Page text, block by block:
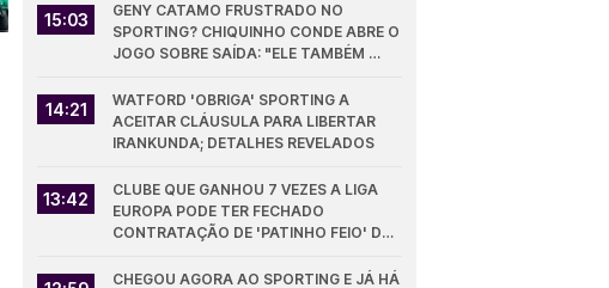
15:03
GENY CATAMO FRUSTRADO NO
SPORTING? CHIQUINHO CONDE ABRE O
JOGO SOBRE SAÍDA: "ELE TAMBÉM
14:21
WATFORD 'OBRIGA' SPORTING A
ACEITAR CLÁUSULA PARA LIBERTAR
IRANKUNDA; DETALHES REVELADOS
13:42
CLUBE QUE GANHOU 7 VEZES A LIGA
EUROPA PODE TER FECHADO
CONTRATAÇÃO DE 'PATINHO FEIO' DO
CHEGOU AGORA AO SPORTING E JÁ HÁ